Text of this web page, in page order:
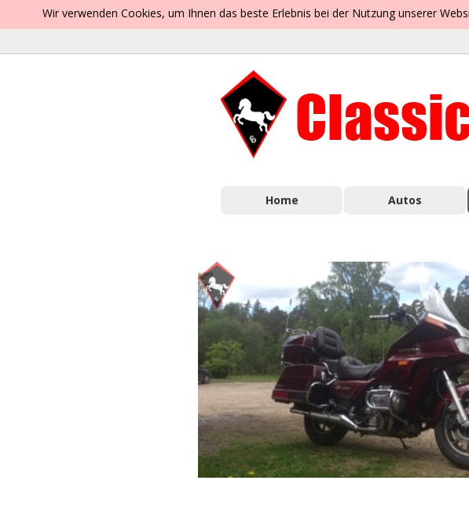
Wir verwenden Cookies, um Ihnen das beste Erlebnis bei der Nutzung unserer
Home Autos